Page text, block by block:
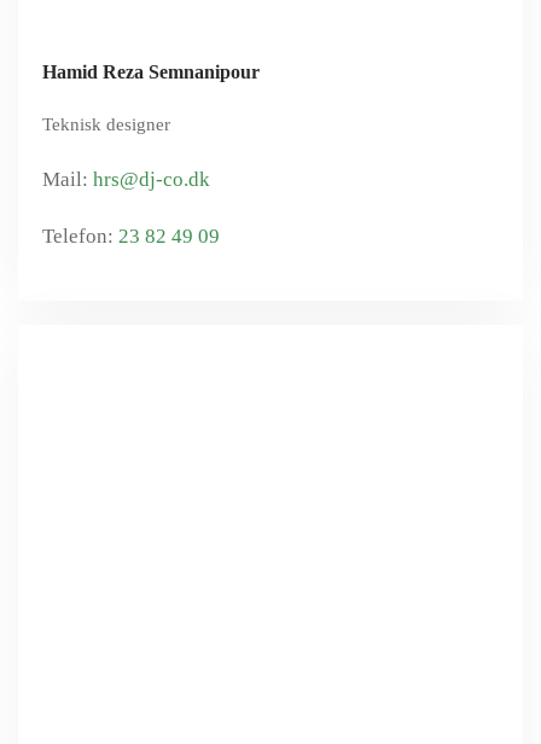
Hamid Reza Semnanipour
Teknisk designer
hrs@dj-co.dk
23 82 49 09